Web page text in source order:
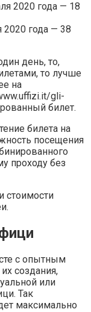
2020 года — 18
2020 года — 38
день, то,
то лучше
на
gli-
билет.
билета на
посещения
проходу без
стоимости
с опытным
создания,
или
Так
максимально